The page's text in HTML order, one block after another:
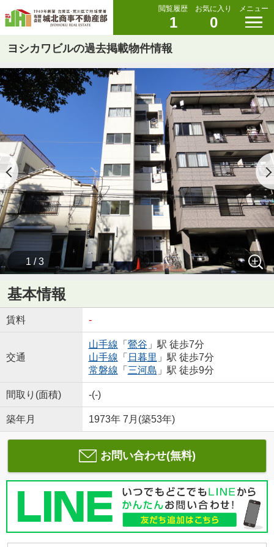
閲覧履歴
1
お気に入り
0
メニュー
ヨシカワビルの過去掲載物件情報
1 / 3
基本情報
賃料 -
交通
山手線 「 鶯谷 」駅 徒歩7分
山手線 「 日暮里 」駅 徒歩7分
常磐線 「 三河島 」駅 徒歩9分
間取り(面積) -(-)
築年月 1973年 7月(築53年)
お問い合わせ(無料)